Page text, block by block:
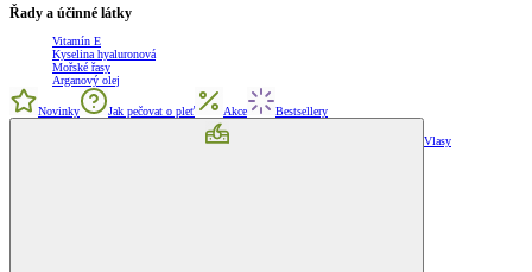
Řady a účinné látky
Vitamín E
Kyselina hyaluronová
Mořské řasy
Arganový olej
Novinky Jak pečovat o pleť Akce Bestsellery
Vlasy